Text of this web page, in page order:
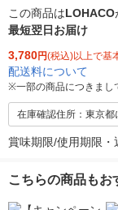
この商品はLOHACO
最短翌日お届け
3,780円(税込)以上で基
配送料について
※一部の商品につきまし
在庫確認住所：東京都
賞味期限/使用期限・
こちらの商品もお